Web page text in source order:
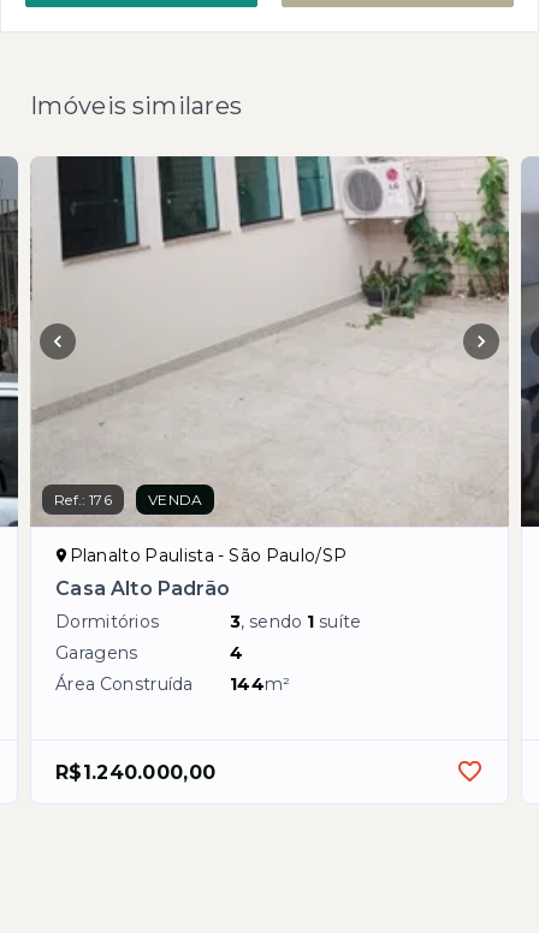
Imóveis similares
Ref.:176 VENDA
Planalto Paulista - São Paulo/SP
Casa Alto Padrão
Dormitórios 3, sendo 1 suíte
Garagens
4
Área Construída
144m²
R$1.240.000,00